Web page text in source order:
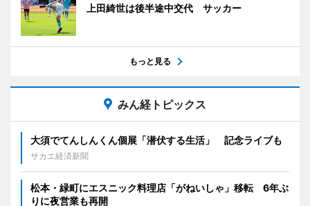
上田綺世は後半途中交代 サッカー
もっと見る
みん経トピックス
大須でてんしんくん個展「潜伏する生活」 記念ライブも
サカエ経済新聞
松本・緑町にエスニック料理店「がねいしゃ」移転 6年ぶ
りに夜営業も再開